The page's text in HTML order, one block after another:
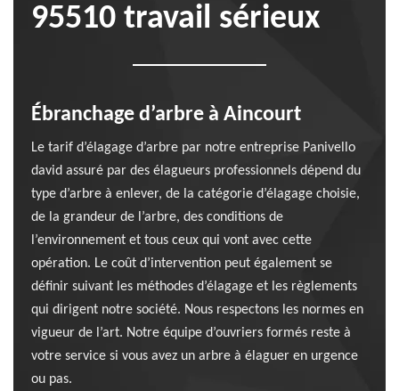
95510 travail sérieux
Ébranchage d’arbre à Aincourt
Le tarif d’élagage d’arbre par notre entreprise Panivello
david assuré par des élagueurs professionnels dépend du
type d’arbre à enlever, de la catégorie d’élagage choisie,
de la grandeur de l’arbre, des conditions de
l’environnement et tous ceux qui vont avec cette
opération. Le coût d’intervention peut également se
définir suivant les méthodes d’élagage et les règlements
qui dirigent notre société. Nous respectons les normes en
vigueur de l’art. Notre équipe d’ouvriers formés reste à
votre service si vous avez un arbre à élaguer en urgence
ou pas.